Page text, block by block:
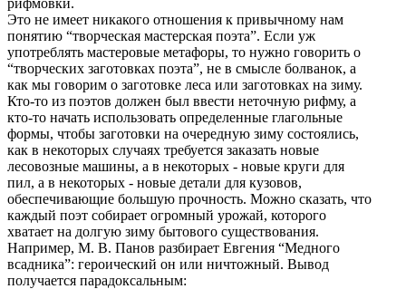
Это не имеет никакого отношения к привычному нам
понятию “творческая мастерская поэта”. Если уж
употреблять мастеровые метафоры, то нужно говорить о
“творческих заготовках поэта”, не в смысле болванок, а
как мы говорим о заготовке леса или заготовках на зиму.
Кто-то из поэтов должен был ввести неточную рифму, а
кто-то начать использовать определенные глагольные
формы, чтобы заготовки на очередную зиму состоялись,
как в некоторых случаях требуется заказать новые
лесовозные машины, а в некоторых - новые круги для
пил, а в некоторых - новые детали для кузовов,
обеспечивающие большую прочность. Можно сказать, что
каждый поэт собирает огромный урожай, которого
хватает на долгую зиму бытового существования.
Например, М. В. Панов разбирает Евгения “Медного
всадника”: героический он или ничтожный. Вывод
получается парадоксальным: